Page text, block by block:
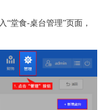
“堂食-桌台管理”页面，